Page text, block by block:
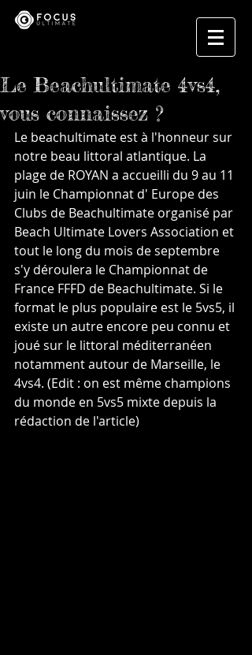
Le Beachultimate 4vs4,
vous connaissez ?
Le beachultimate est à l'honneur sur
notre beau littoral atlantique. La
plage de ROYAN a accueilli du 9 au 11
juin le Championnat d' Europe des
Clubs de Beachultimate organisé par
Beach Ultimate Lovers Association et
tout le long du mois de septembre
s'y déroulera le Championnat de
France FFFD de Beachultimate. Si le
format le plus populaire est le 5vs5, il
existe un autre encore peu connu et
joué sur le littoral méditerranéen
notamment autour de Marseille, le
4vs4. (Edit : on est même champions
du monde en 5vs5 mixte depuis la
rédaction de l'article)